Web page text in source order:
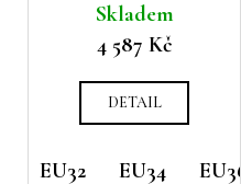
gumou v pase
Skladem
4 587 Kč
DETAIL
EU32 EU34 EU36